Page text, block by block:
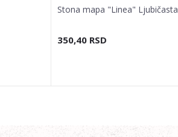
Stona mapa "Linea" Ljubičasta
350,40 RSD